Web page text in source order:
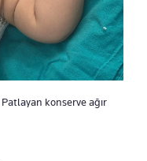
konserve ağır